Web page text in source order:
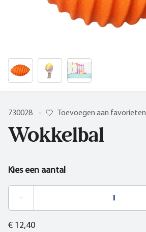
730028 - Toevoegen aan favorieten
Wokkelbal
Kies een aantal
€ 12,40